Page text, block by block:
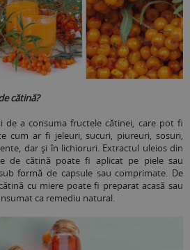
cătină?
de a consuma fructele cătinei, care pot fi
cum ar fi jeleuri, sucuri, piureuri, sosuri,
dar și în lichioruri. Extractul uleios din
de cătină poate fi aplicat pe piele sau
formă de capsule sau comprimate. De
cu miere poate fi preparat acasă sau
ca remediu natural.